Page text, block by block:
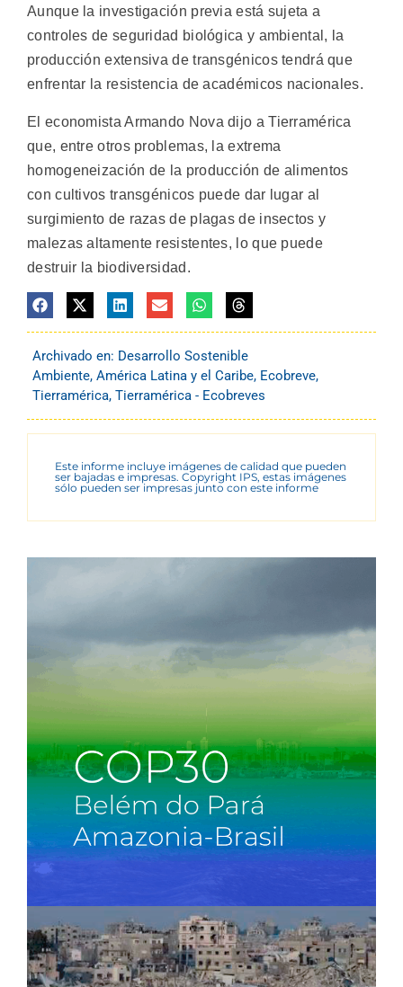
Aunque la investigación previa está sujeta a
controles de seguridad biológica y ambiental, la
producción extensiva de transgénicos tendrá que
enfrentar la resistencia de académicos nacionales.
El economista Armando Nova dijo a Tierramérica
que, entre otros problemas, la extrema
homogeneización de la producción de alimentos
con cultivos transgénicos puede dar lugar al
surgimiento de razas de plagas de insectos y
malezas altamente resistentes, lo que puede
destruir la biodiversidad.
Archivado en: Desarrollo Sostenible
Ambiente, América Latina y el Caribe, Ecobreve,
Tierramérica, Tierramérica - Ecobreves
Este informe incluye imágenes de calidad que pueden
ser bajadas e impresas. Copyright IPS, estas imágenes
sólo pueden ser impresas junto con este informe